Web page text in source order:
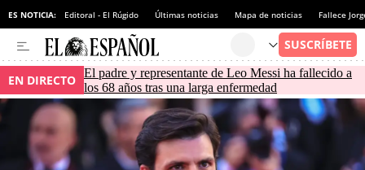
ES NOTICIA: Editoral - El Rúgido Últimas noticias Mapa de noticias Fallece
EN DIRECTO El padre y representante de Leo Messi ha fallecido a
los 68 años tras una larga enfermedad